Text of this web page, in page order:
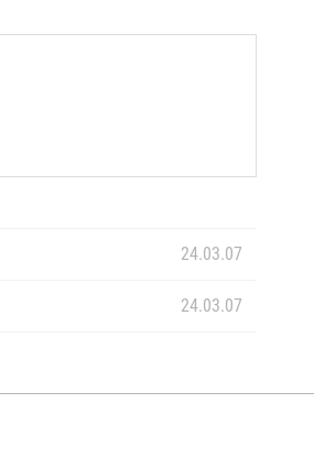
24.03.07
24.03.07